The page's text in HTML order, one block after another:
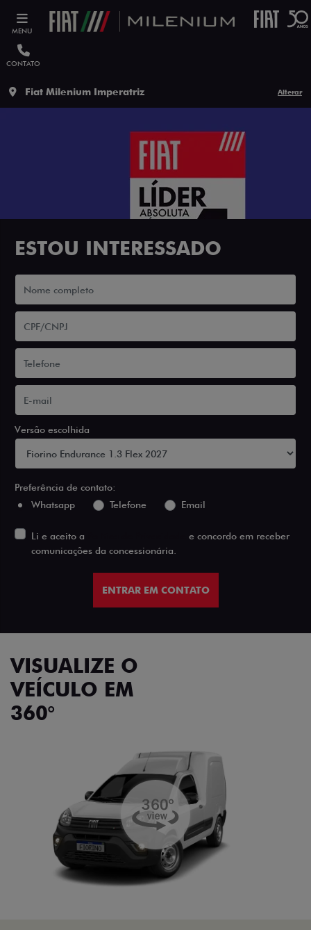
MENU
CONTATO
Fiat Milenium Imperatriz Alterar
ESTOU INTERESSADO
Versão escolhida
Preferência de contato:
Whatsapp
Telefone Email
Li e aceito a
e concordo em receber
comunicações da concessionária.
ENTRAR EM CONTATO
VISUALIZE O
VEÍCULO EM
360°